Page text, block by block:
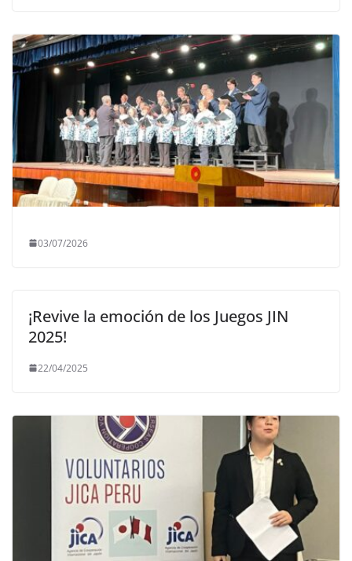
03/07/2026
¡Revive la emoción de los Juegos JIN
2025!
22/04/2025